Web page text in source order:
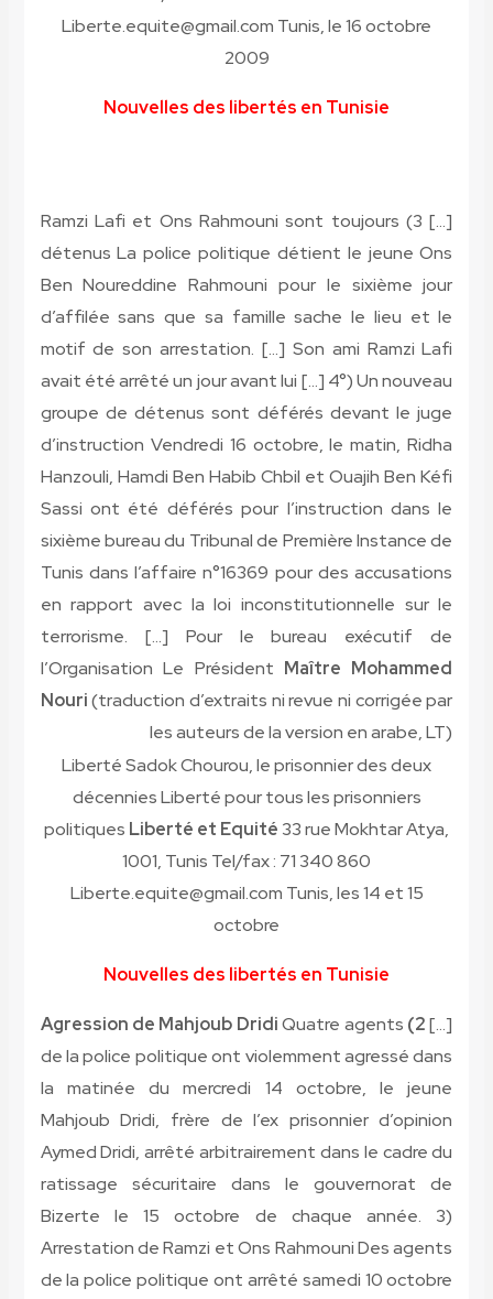
Liberte.equite@gmail.com Tunis, le 16 octobre
2009
Nouvelles des libertés en Tunisie
[…] 3) Ramzi Lafi et Ons Rahmouni sont toujours
détenus La police politique détient le jeune Ons
Ben Noureddine Rahmouni pour le sixième jour
d’affilée sans que sa famille sache le lieu et le
motif de son arrestation. […] Son ami Ramzi Lafi
avait été arrêté un jour avant lui […] 4°) Un nouveau
groupe de détenus sont déférés devant le juge
d’instruction Vendredi 16 octobre, le matin, Ridha
Hanzouli, Hamdi Ben Habib Chbil et Ouajih Ben Kéfi
Sassi ont été déférés pour l’instruction dans le
sixième bureau du Tribunal de Première Instance de
Tunis dans l’affaire n°16369 pour des accusations
en rapport avec la loi inconstitutionnelle sur le
terrorisme. […] Pour le bureau exécutif de
l’Organisation Le Président Maître Mohammed
Nouri (traduction d’extraits ni revue ni corrigée par
les auteurs de la version en arabe, LT)
Liberté Sadok Chourou, le prisonnier des deux
décennies Liberté pour tous les prisonniers
politiques Liberté et Equité 33 rue Mokhtar Atya,
1001, Tunis Tel/fax : 71 340 860
Liberte.equite@gmail.com Tunis, les 14 et 15
octobre
Nouvelles des libertés en Tunisie
[…]
2) Agression de Mahjoub Dridi
Quatre agents
de la police politique ont violemment agressé dans
la matinée du mercredi 14 octobre, le jeune
Mahjoub Dridi, frère de l’ex prisonnier d’opinion
Aymed Dridi, arrêté arbitrairement dans le cadre du
ratissage sécuritaire dans le gouvernorat de
Bizerte le 15 octobre de chaque année. 3)
Arrestation de Ramzi et Ons Rahmouni Des agents
de la police politique ont arrêté samedi 10 octobre